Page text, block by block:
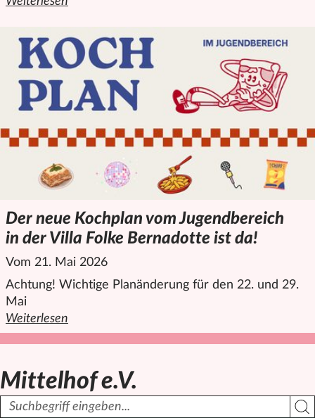
Der neue Kochplan vom Jugendbereich
in der Villa Folke Bernadotte ist da!
Vom 21. Mai 2026
Achtung! Wichtige Planänderung für den 22. und 29.
Mai
Weiterlesen
den ganzen Artikel "Der neue Kochplan vom
Mittelhof e.V.
Suchbegriff